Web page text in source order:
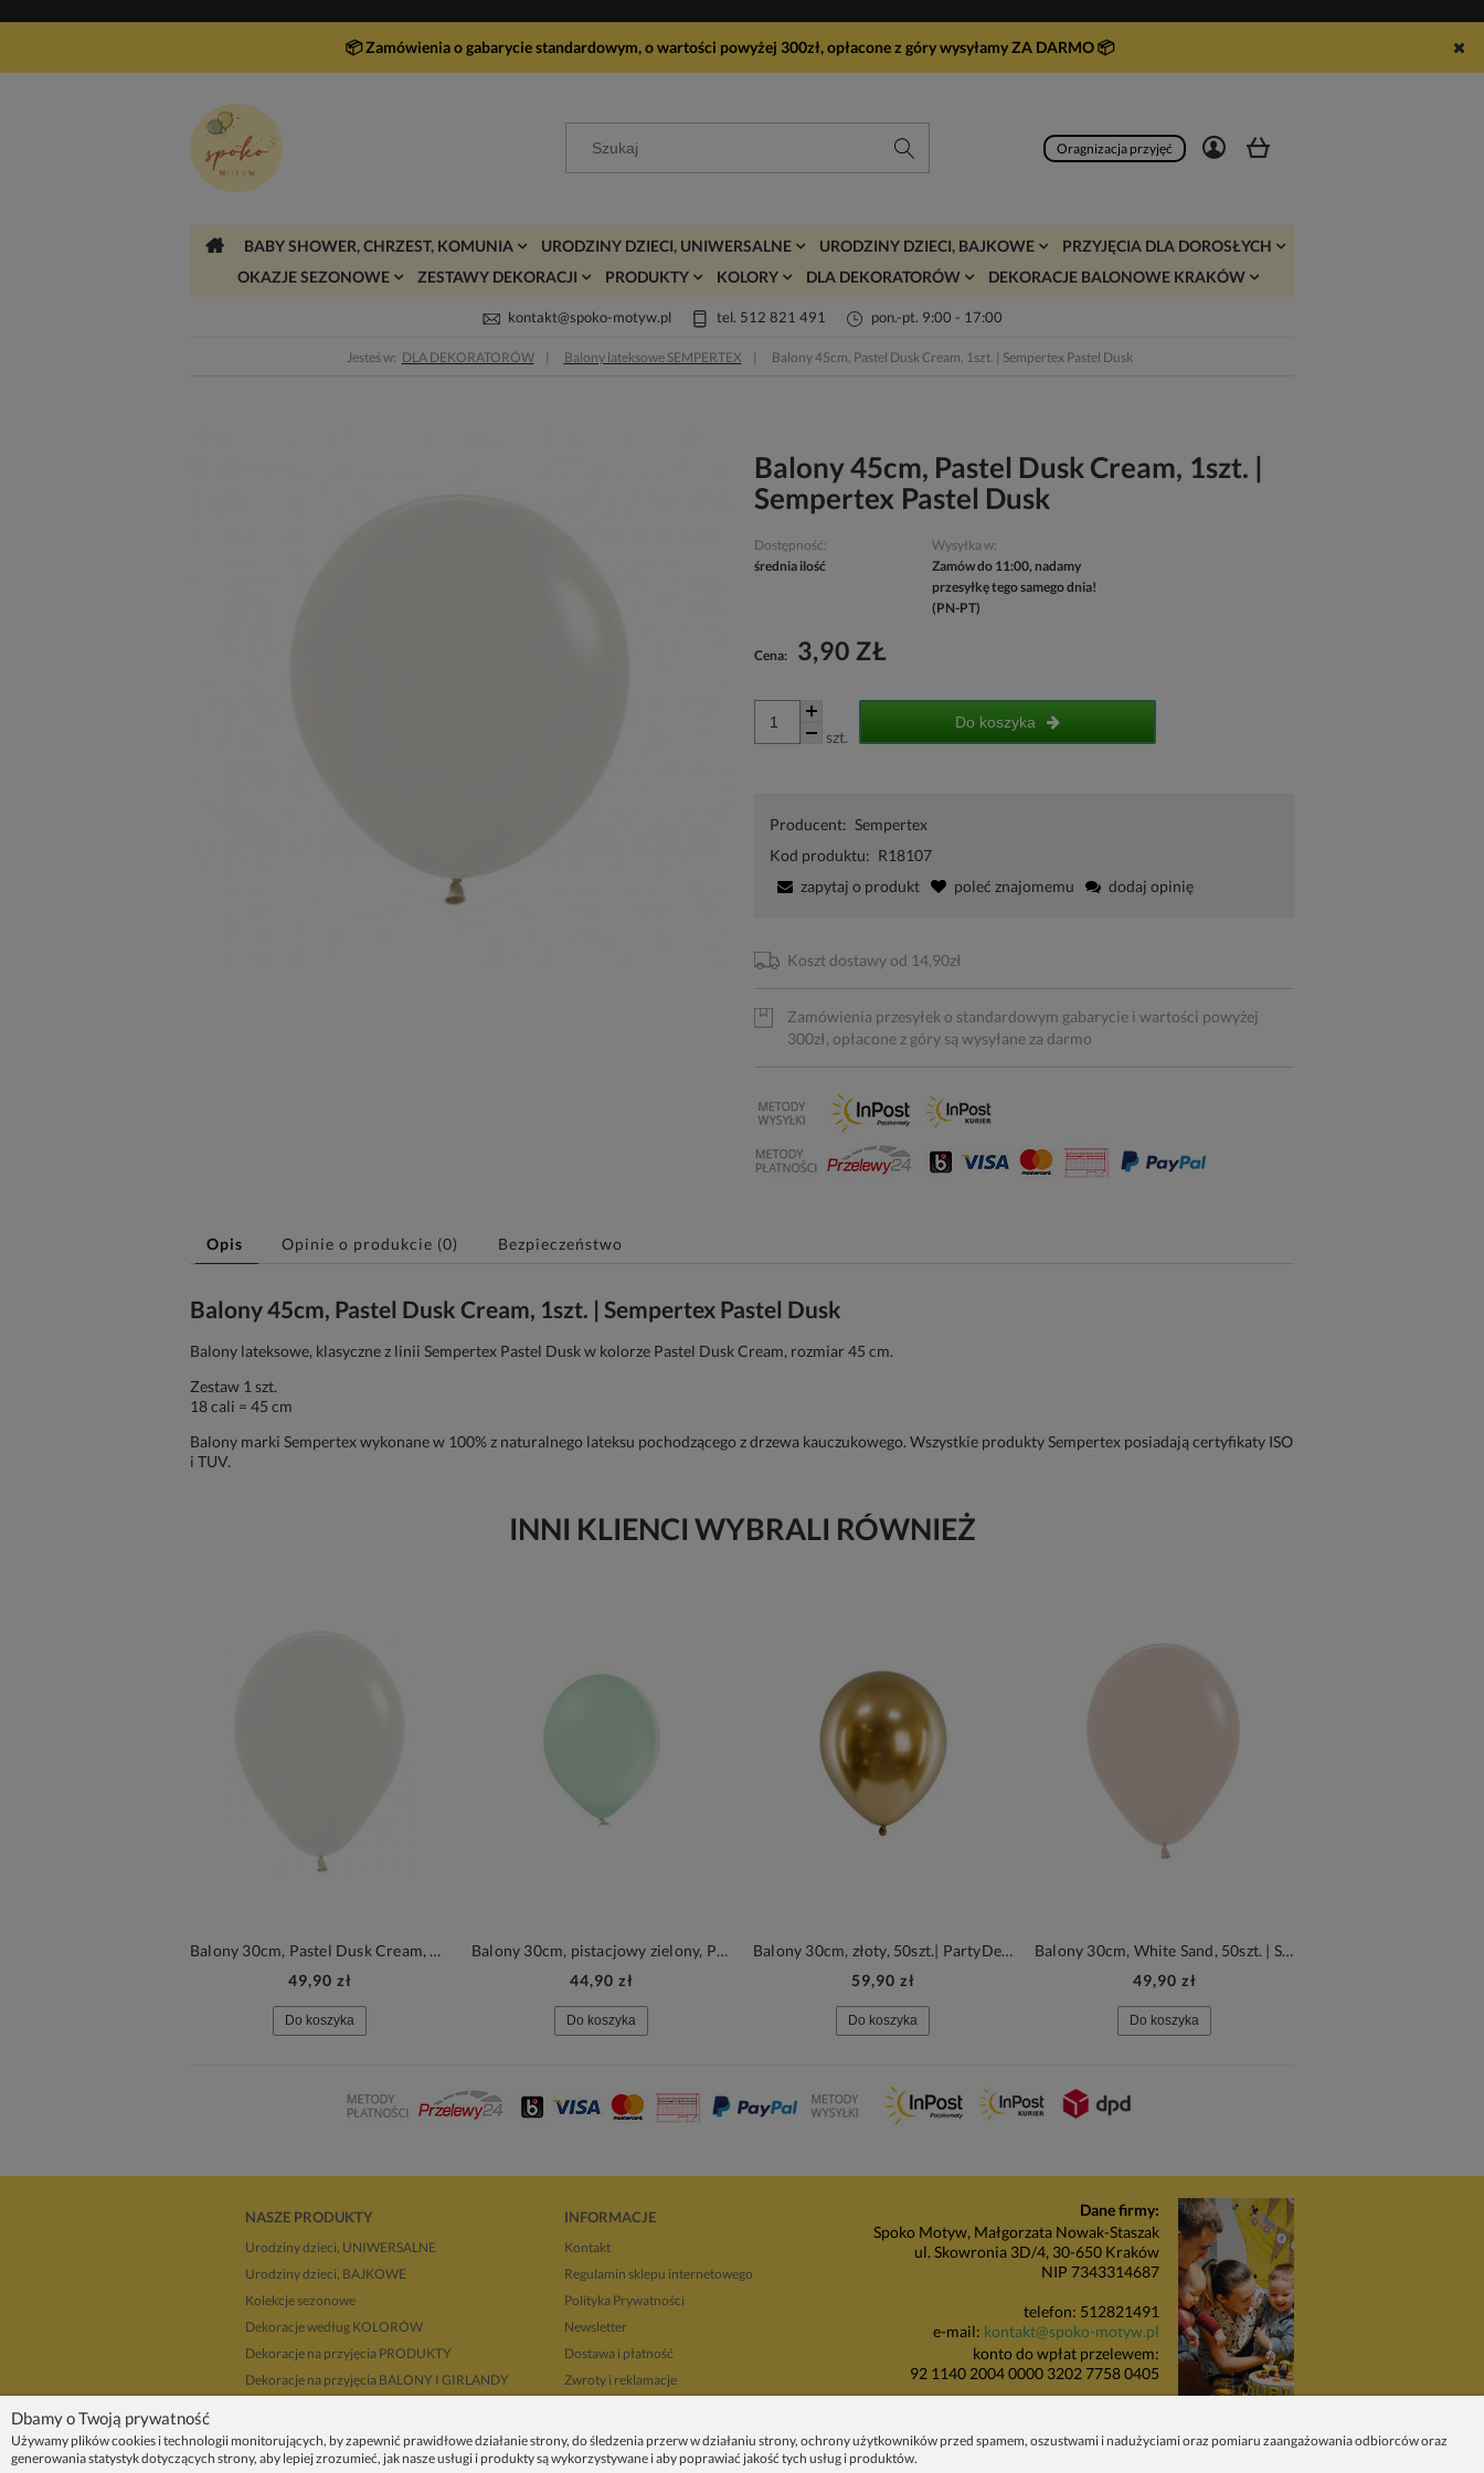
📦 Zamówienia o gabarycie standardowym, o wartości powyżej 300zł, opłacone z góry wysyłamy ZA DARMO📦
Oragnizacja przyjęć
BABY SHOWER, CHRZEST, KOMUNIA URODZINY DZIECI, UNIWERSALNE URODZINY DZIECI, BAJKOWE
PRZYJĘCIA DLA DOROSŁYCH
OKAZJE SEZONOWE
ZESTAWY DEKORACJI PRODUKTY KOLORY DLA DEKORATORÓW DEKORACJE BALONOWE KRAKÓW
kontakt@spoko-motyw.pl tel. 512 821 491 pon.-pt. 9:00 - 17:00
Jesteś w: DLA DEKORATORÓW Balony lateksowe SEMPERTEX Balony 45cm, Pastel Dusk Cream, 1szt. | Sempertex Pastel Dusk
Balony 45cm, Pastel Dusk Cream, 1szt. |
Sempertex Pastel Dusk
Dostępność:
średnia ilość
Wysyłka w:
Zamów do 11:00, nadamy
przesyłkę tego samego dnia!
(PN-PT)
Cena: 3,90 ZŁ
szt.
Do koszyka
Producent: Sempertex
Kod produktu: R18107
zapytaj o produkt
poleć znajomemu dodaj opinię
Koszt dostawy od 14,90zł
Zamówienia przesyłek o standardowym gabarycie i wartości powyżej
300zł, opłacone z góry są wysyłane za darmo
Opis Opinie o produkcie (0) Bezpieczeństwo
Balony 45cm, Pastel Dusk Cream, 1szt. | Sempertex Pastel Dusk
Balony lateksowe, klasyczne z linii Sempertex Pastel Dusk w kolorze Pastel Dusk Cream, rozmiar 45 cm.
Zestaw 1 szt.
18 cali = 45 cm
Balony marki Sempertex wykonane w 100% z naturalnego lateksu pochodzącego z drzewa kauczukowego. Wszystkie produkty Sempertex posiadają certyfikaty ISO
i TUV.
INNI KLIENCI WYBRALI RÓWNIEŻ
Balony 30cm, Pastel Dusk Cream, 50szt. | Sempertex Pastel Dusk
49,90 zł
Do koszyka
Balony 30cm, pistacjowy zielony, Pastel Pistachio, 100szt.| PartyDeco Strong Balloons
44,90 zł
Do koszyka
Balony 30cm, złoty, 50szt.| PartyDeco Glossy Balloons
59,90 zł
Do koszyka
Balony 30cm, White Sand, 50szt. | Sempertex Fashion Solid
49,90 zł
Do koszyka
NASZE PRODUKTY
Urodziny dzieci, UNIWERSALNE
Urodziny dzieci, BAJKOWE
Kolekcje sezonowe
Dekoracje według KOLORÓW
Dekoracje na przyjęcia PRODUKTY
Dekoracje na przyjęcia BALONY I GIRLANDY
Upominki i prezenty
Dekoracje balonowe KRAKÓW
INFORMACJE
Kontakt
Regulamin sklepu internetowego
Polityka Prywatności
Newsletter
Dostawa i płatność
Zwroty i reklamacje
Regulaminy promocji
Dane firmy:
Spoko Motyw, Małgorzata Nowak-Staszak
ul. Skowronia 3D/4, 30-650 Kraków
NIP 7343314687
telefon: 512821491
e-mail: kontakt@spoko-motyw.pl
konto do wpłat przelewem:
92 1140 2004 0000 3202 7758 0405
Pracownia Spoko Motyw
ul. Wadowicka 8i (za szlabanem, wejście z
Dbamy o Twoją prywatność
Używamy plików cookies i technologii monitorujących, by zapewnić prawidłowe działanie strony, do śledzenia przerw w działaniu strony, ochrony użytkowników przed spamem, oszustwami i nadużyciami oraz pomiaru zaangażowania odbiorców oraz
generowania statystyk dotyczących strony, aby lepiej zrozumieć, jak nasze usługi i produkty są wykorzystywane i aby poprawiać jakość tych usług i produktów.